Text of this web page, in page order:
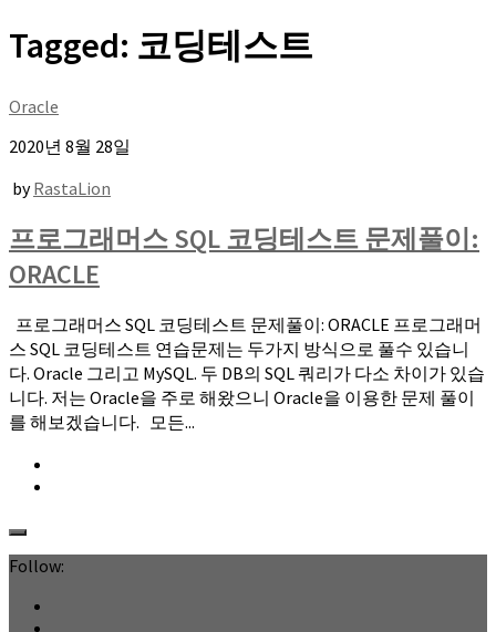
Tagged: 코딩테스트
Oracle
2020년 8월 28일
byRastaLion
프로그래머스 SQL 코딩테스트 문제풀이:
ORACLE
프로그래머스 SQL 코딩테스트 문제풀이: ORACLE 프로그래머
스 SQL 코딩테스트 연습문제는 두가지 방식으로 풀수 있습니
다. Oracle 그리고 MySQL. 두 DB의 SQL 쿼리가 다소 차이가 있습
니다. 저는 Oracle을 주로 해왔으니 Oracle을 이용한 문제 풀이
를 해보겠습니다. 모든...
Follow: